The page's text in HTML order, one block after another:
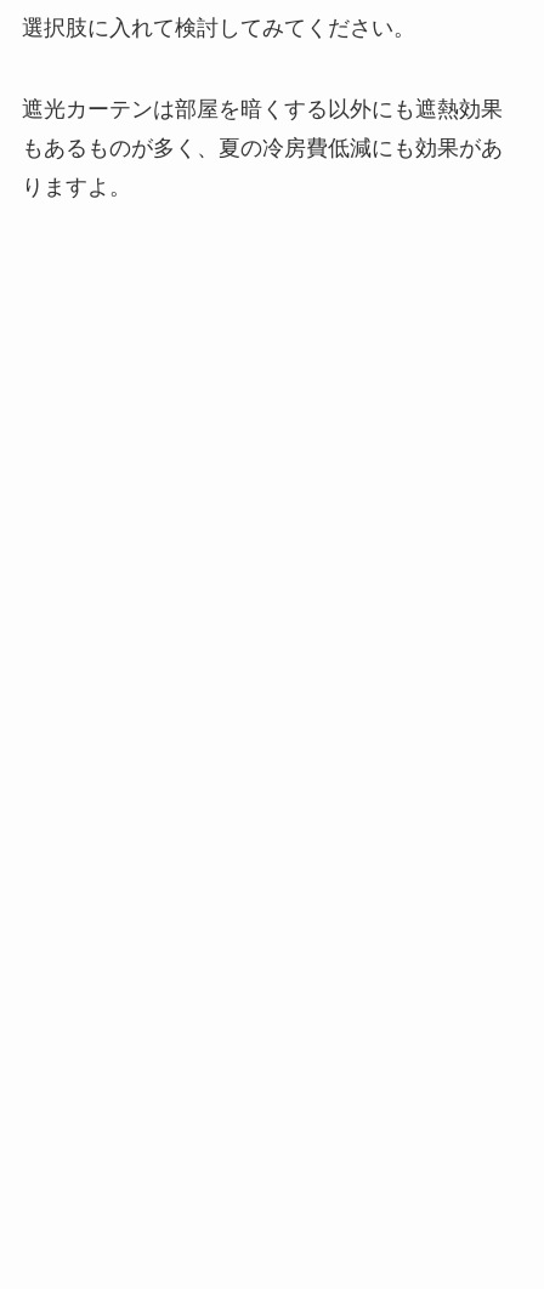
選択肢に入れて検討してみてください。
遮光カーテンは部屋を暗くする以外にも遮熱効果
もあるものが多く、夏の冷房費低減にも効果があ
りますよ。